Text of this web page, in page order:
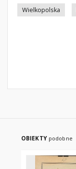
Wielkopolska
OBIEKTY podobne